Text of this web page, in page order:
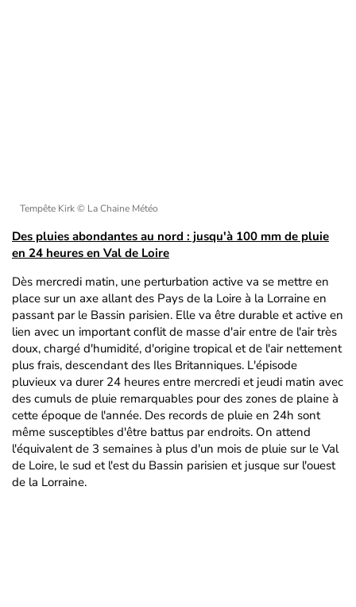
Tempête Kirk© La Chaine Météo
Des pluies abondantes au nord : jusqu'à 100 mm de pluie
en 24 heures en Val de Loire
Dès mercredi matin, une perturbation active va se mettre en
place sur un axe allant des Pays de la Loire à la Lorraine en
passant par le Bassin parisien. Elle va être durable et active en
lien avec un important conflit de masse d'air entre de l'air très
doux, chargé d'humidité, d'origine tropical et de l'air nettement
plus frais, descendant des Iles Britanniques. L'épisode
pluvieux va durer 24 heures entre mercredi et jeudi matin avec
des cumuls de pluie remarquables pour des zones de plaine à
cette époque de l'année. Des records de pluie en 24h sont
même susceptibles d'être battus par endroits. On attend
l'équivalent de 3 semaines à plus d'un mois de pluie sur le Val
de Loire, le sud et l'est du Bassin parisien et jusque sur l'ouest
de la Lorraine.